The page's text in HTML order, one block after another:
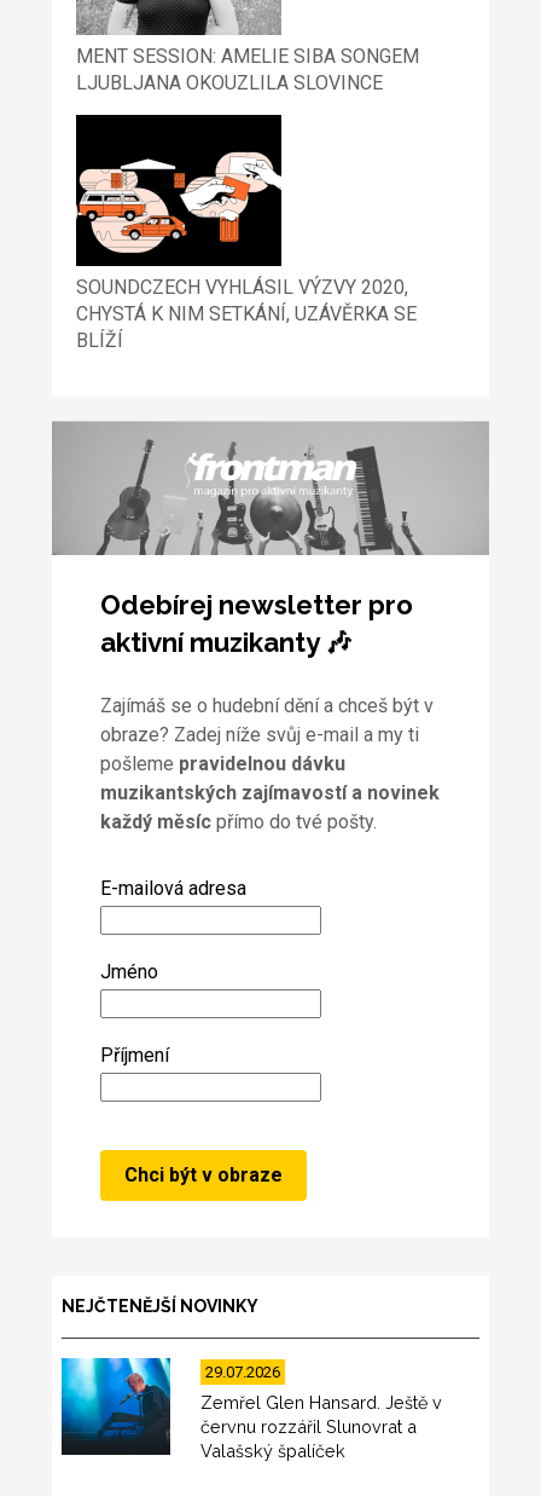
MENT SESSION: AMELIE SIBA SONGEM
LJUBLJANA OKOUZLILA SLOVINCE
SOUNDCZECH VYHLÁSIL VÝZVY 2020,
CHYSTÁ K NIM SETKÁNÍ, UZÁVĚRKA SE
BLÍŽÍ
Odebírej newsletter pro
aktivní muzikanty 🎶
Zajímáš se o hudební dění a chceš být v
obraze? Zadej níže svůj e-mail a my ti
pošleme pravidelnou dávku
muzikantských zajímavostí a novinek
každý měsícpřímo do tvé pošty.
E-mailová adresa
Jméno
Příjmení
NEJČTENĚJŠÍ NOVINKY
29.07.2026
Zemřel Glen Hansard. Ještě v
červnu rozzářil Slunovrat a
Valašský špalíček